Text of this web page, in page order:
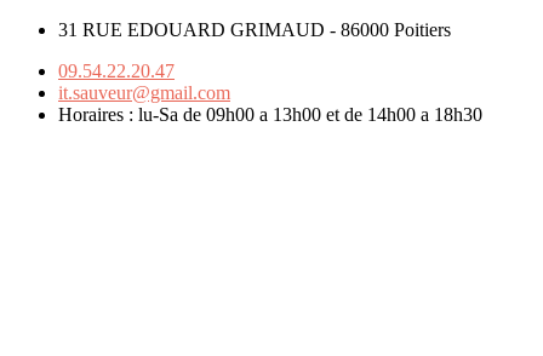
31 RUE EDOUARD GRIMAUD - 86000 Poitiers
09.54.22.20.47
it.sauveur@gmail.com
Horaires : lu-Sa de 09h00 a 13h00 et de 14h00 a 18h30